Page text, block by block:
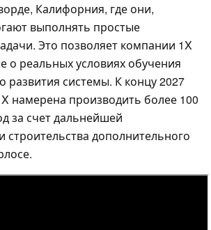
Калифорния, где они,
выполнять простые
Это позволяет компании 1X
о реальных условиях обучения
развития системы. К концу 2027
намерена производить более 100
за счет дальнейшей
строительства дополнительного